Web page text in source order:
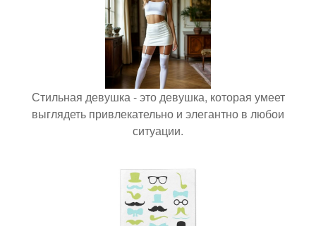
Стильная девушка - это девушка, которая умеет
выглядеть привлекательно и элегантно в любои
ситуации.